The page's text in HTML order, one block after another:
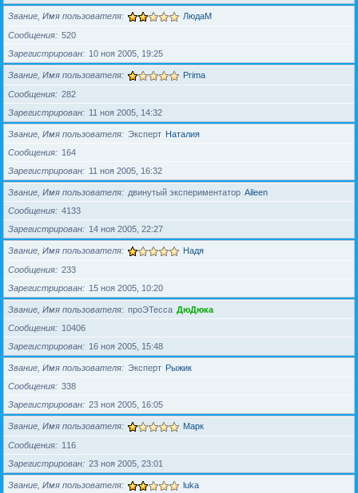
Звание, Имя пользователя ЛюдаМ
Сообщения
520
Зарегистрирован
10 ноя 2005, 19:25
Звание, Имя пользователя Prima
Сообщения
282
Зарегистрирован
11 ноя 2005, 14:32
Звание, Имя пользователя Эксперт Наталия
Сообщения
164
Зарегистрирован
11 ноя 2005, 16:32
Звание, Имя пользователя двинутый экспериментатор Aileen
Сообщения
4133
Зарегистрирован
14 ноя 2005, 22:27
Звание, Имя пользователя Надя
Сообщения
233
Зарегистрирован
15 ноя 2005, 10:20
Звание, Имя пользователя проЭТесса ДюДюка
Сообщения
10406
Зарегистрирован
16 ноя 2005, 15:48
Звание, Имя пользователя Эксперт Рыжик
Сообщения
338
Зарегистрирован
23 ноя 2005, 16:05
Звание, Имя пользователя Марк
Сообщения
116
Зарегистрирован
23 ноя 2005, 23:01
Звание, Имя пользователя luka